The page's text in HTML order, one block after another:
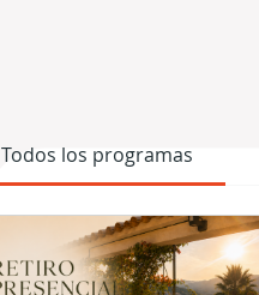
Todos los programas